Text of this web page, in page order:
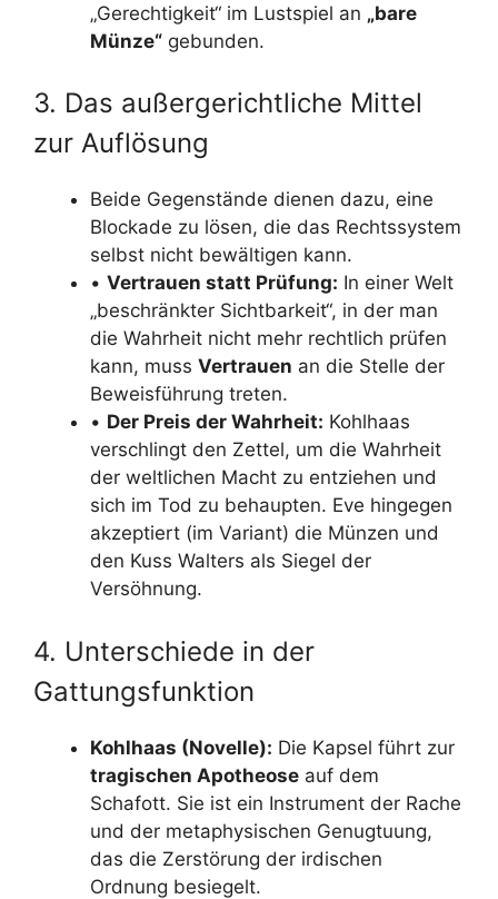
„Gerechtigkeit“ im Lustspiel an „bare
Münze“ gebunden.
3. Das außergerichtliche Mittel
zur Auflösung
Beide Gegenstände dienen dazu, eine
Blockade zu lösen, die das Rechtssystem
selbst nicht bewältigen kann.
• Vertrauen statt Prüfung: In einer Welt
„beschränkter Sichtbarkeit“, in der man
die Wahrheit nicht mehr rechtlich prüfen
kann, muss Vertrauen an die Stelle der
Beweisführung treten.
• Der Preis der Wahrheit: Kohlhaas
verschlingt den Zettel, um die Wahrheit
der weltlichen Macht zu entziehen und
sich im Tod zu behaupten. Eve hingegen
akzeptiert (im Variant) die Münzen und
den Kuss Walters als Siegel der
Versöhnung.
4. Unterschiede in der
Gattungsfunktion
Kohlhaas (Novelle): Die Kapsel führt zur
tragischen Apotheose auf dem
Schafott. Sie ist ein Instrument der Rache
und der metaphysischen Genugtuung,
das die Zerstörung der irdischen
Ordnung besiegelt.